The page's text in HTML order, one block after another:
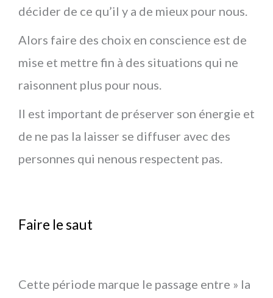
décider de ce qu’il y a de mieux pour nous.
Alors faire des choix en conscience est de
mise et mettre fin à des situations qui ne
raisonnent plus pour nous.
Il est important de préserver son énergie et
de ne pas la laisser se diffuser avec des
personnes qui nenous respectent pas.
Faire le saut
Cette période marque le passage entre » la